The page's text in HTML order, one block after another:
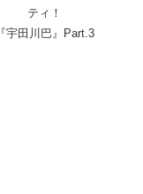
ティ！
『宇田川巴』Part.3